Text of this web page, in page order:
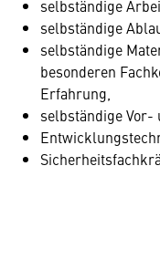
selbständige
selbständige
selbständige
besonderen
Erfahrung,
selbständige Vor-